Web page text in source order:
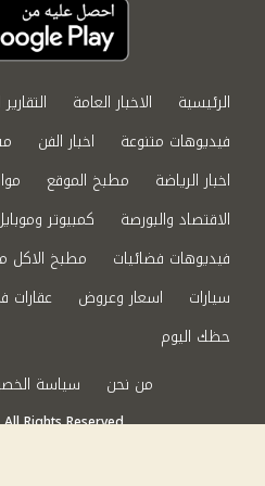
الرئيسية الاخبار العامة
فيديوهات متنوعة
اخبار الفن
اخبار الرياضة
مطبخ الموقع
الاقتصاد والبورصة
كمبيوتر
فيديوهات فضائيات
مطبخ
سيارات
اسعار وعروض
حظك اليوم
من نحن
سياسة
©2024 الحق والضلال All Rights Reserved.